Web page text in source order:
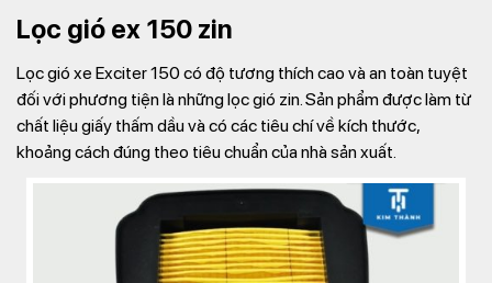
Lọc gió ex 150 zin
Lọc gió xe Exciter 150 có độ tương thích cao và an toàn tuyệt
đối với phương tiện là những lọc gió zin. Sản phẩm được làm từ
chất liệu giấy thấm dầu và có các tiêu chí về kích thước,
khoảng cách đúng theo tiêu chuẩn của nhà sản xuất.